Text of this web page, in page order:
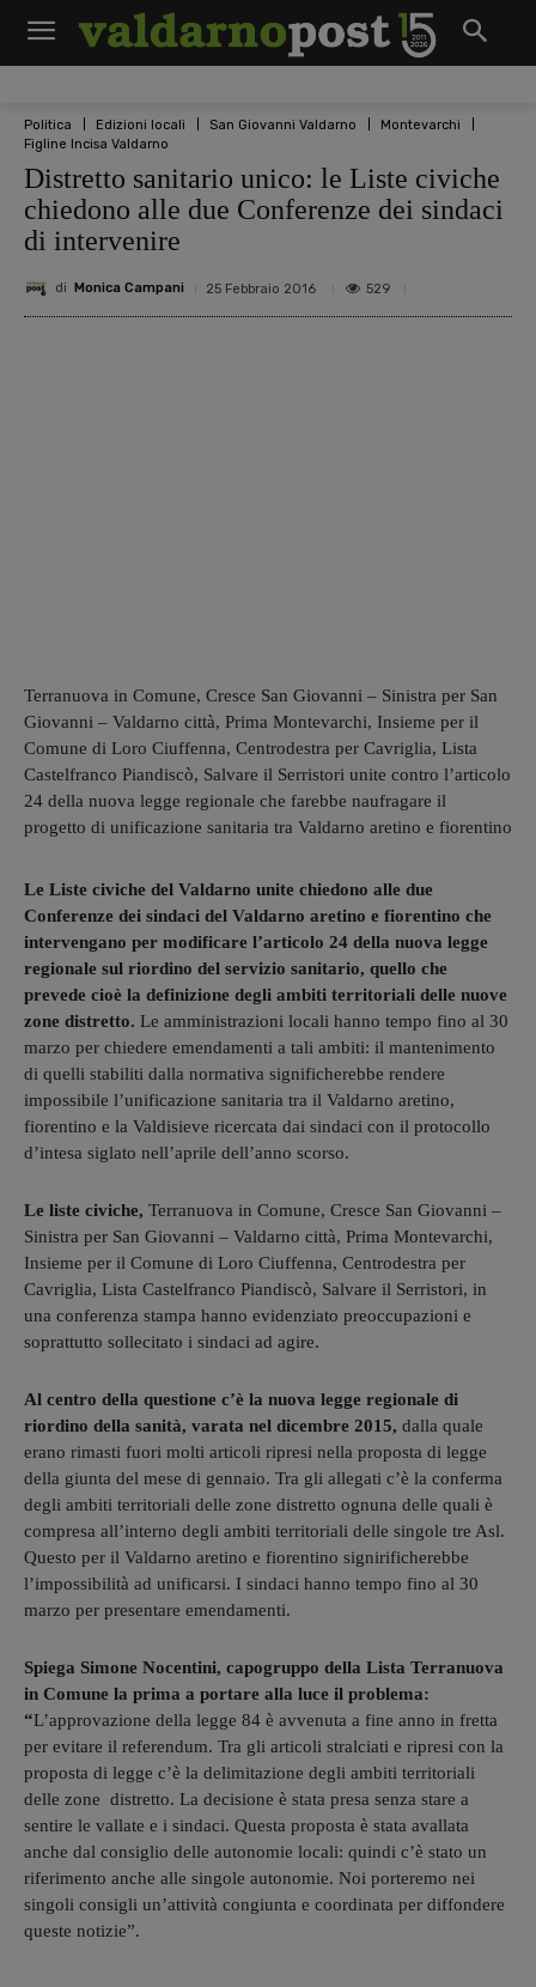
Politica Edizioni locali San Giovanni Valdarno
Montevarchi
Figline Incisa Valdarno
Distretto sanitario unico: le Liste civiche
chiedono alle due Conferenze dei sindaci
di intervenire
di Monica Campani 25 Febbraio 2016 529
Terranuova in Comune, Cresce San Giovanni – Sinistra per San
Giovanni – Valdarno città, Prima Montevarchi, Insieme per il
Comune di Loro Ciuffenna, Centrodestra per Cavriglia, Lista
Castelfranco Piandiscò, Salvare il Serristori unite contro l’articolo
24 della nuova legge regionale che farebbe naufragare il
progetto di unificazione sanitaria tra Valdarno aretino e fiorentino
Le Liste civiche del Valdarno unite chiedono alle due
Conferenze dei sindaci del Valdarno aretino e fiorentino che
intervengano per modificare l’articolo 24 della nuova legge
regionale sul riordino del servizio sanitario, quello che
prevede cioè la definizione degli ambiti territoriali delle nuove
zone distretto. Le amministrazioni locali hanno tempo fino al 30
marzo per chiedere emendamenti a tali ambiti: il mantenimento
di quelli stabiliti dalla normativa significherebbe rendere
impossibile l’unificazione sanitaria tra il Valdarno aretino,
fiorentino e la Valdisieve ricercata dai sindaci con il protocollo
d’intesa siglato nell’aprile dell’anno scorso.
Le liste civiche, Terranuova in Comune, Cresce San Giovanni –
Sinistra per San Giovanni – Valdarno città, Prima Montevarchi,
Insieme per il Comune di Loro Ciuffenna, Centrodestra per
Cavriglia, Lista Castelfranco Piandiscò, Salvare il Serristori, in
una conferenza stampa hanno evidenziato preoccupazioni e
soprattutto sollecitato i sindaci ad agire.
Al centro della questione c’è la nuova legge regionale di
riordino della sanità, varata nel dicembre 2015, dalla quale
erano rimasti fuori molti articoli ripresi nella proposta di legge
della giunta del mese di gennaio. Tra gli allegati c’è la conferma
degli ambiti territoriali delle zone distretto ognuna delle quali è
compresa all’interno degli ambiti territoriali delle singole tre Asl.
Questo per il Valdarno aretino e fiorentino signirificherebbe
l’impossibilità ad unificarsi. I sindaci hanno tempo fino al 30
marzo per presentare emendamenti.
Spiega Simone Nocentini, capogruppo della Lista Terranuova
in Comune la prima a portare alla luce il problema:
“L’approvazione della legge 84 è avvenuta a fine anno in fretta
per evitare il referendum. Tra gli articoli stralciati e ripresi con la
proposta di legge c’è la delimitazione degli ambiti territoriali
delle zone distretto. La decisione è stata presa senza stare a
sentire le vallate e i sindaci. Questa proposta è stata avallata
anche dal consiglio delle autonomie locali: quindi c’è stato un
riferimento anche alle singole autonomie. Noi porteremo nei
singoli consigli un’attività congiunta e coordinata per diffondere
queste notizie”.